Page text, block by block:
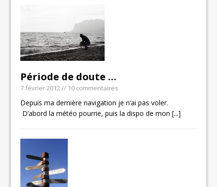
Période de doute …
7 février 2012// 10 commentaires
Depuis ma dernière navigation je n’ai pas voler.
D’abord la météo pourrie, puis la dispo de mon[...]